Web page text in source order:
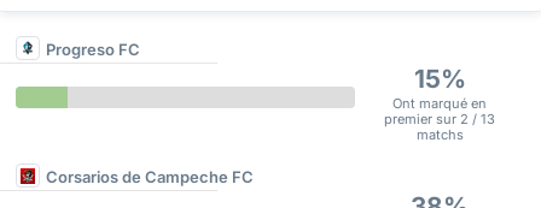
Progreso FC
15%
Ont marqué en
premier sur 2 / 13
matchs
Corsarios de Campeche FC